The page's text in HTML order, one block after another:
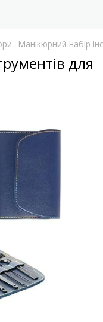
Манікюрний набір
для